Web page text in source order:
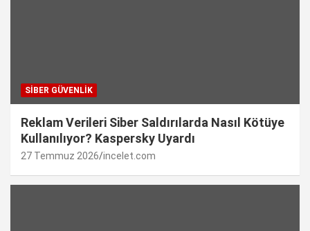
SIBER GÜVENLIK
Reklam Verileri Siber Saldırılarda Nasıl Kötüye
Kullanılıyor? Kaspersky Uyardı
27 Temmuz 2026 incelet.com